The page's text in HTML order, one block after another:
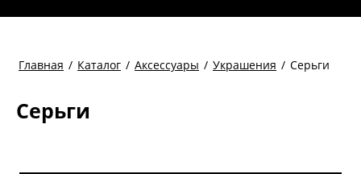
Главная / Каталог / Аксессуары / Украшения / Серьги
Серьги